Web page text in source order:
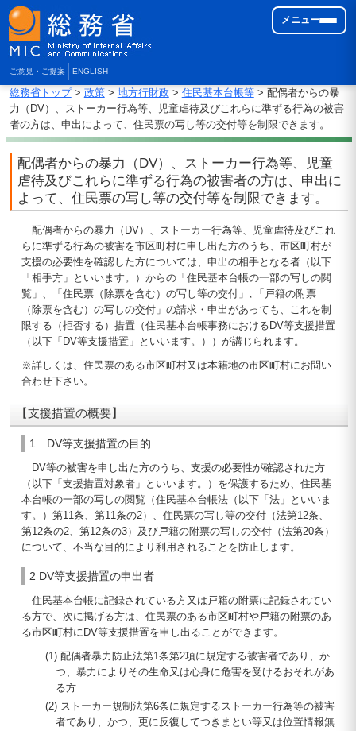
ご意見・ご提案 ENGLISH
メニュー
総務省トップ> 政策> 地方行財政 > 住民基本台帳等> 配偶者からの暴
力（DV）、ストーカー行為等、児童虐待及びこれらに準ずる行為の被害
者の方は、申出によって、住民票の写し等の交付等を制限できます。
配偶者からの暴力（DV）、ストーカー行為等、児童
虐待及びこれらに準ずる行為の被害者の方は、申出に
よって、住民票の写し等の交付等を制限できます。
配偶者からの暴力（DV）、ストーカー行為等、児童虐待及びこれ
らに準ずる行為の被害を市区町村に申し出た方のうち、市区町村が
支援の必要性を確認した方については、申出の相手となる者（以下
「相手方」といいます。）からの「住民基本台帳の一部の写しの閲
覧」、「住民票（除票を含む）の写し等の交付」､「戸籍の附票
（除票を含む）の写しの交付」の請求・申出があっても、これを制
限する（拒否する）措置（住民基本台帳事務におけるDV等支援措置
（以下「DV等支援措置」といいます。））が講じられます。
※詳しくは、住民票のある市区町村又は本籍地の市区町村にお問い
合わせ下さい。
【支援措置の概要】
1 DV等支援措置の目的
DV等の被害を申し出た方のうち、支援の必要性が確認された方
（以下「支援措置対象者」といいます。）を保護するため、住民基
本台帳の一部の写しの閲覧（住民基本台帳法（以下「法」といいま
す。）第11条、第11条の2）、住民票の写し等の交付（法第12条、
第12条の2、第12条の3）及び戸籍の附票の写しの交付（法第20条）
について、不当な目的により利用されることを防止します。
2 DV等支援措置の申出者
住民基本台帳に記録されている方又は戸籍の附票に記録されてい
る方で、次に掲げる方は、住民票のある市区町村や戸籍の附票のあ
る市区町村にDV等支援措置を申し出ることができます。
(1) 配偶者暴力防止法第1条第2項に規定する被害者であり、か
つ、暴力によりその生命又は心身に危害を受けるおそれがあ
る方
(2) ストーカー規制法第6条に規定するストーカー行為等の被害
者であり、かつ、更に反復してつきまとい等又は位置情報無